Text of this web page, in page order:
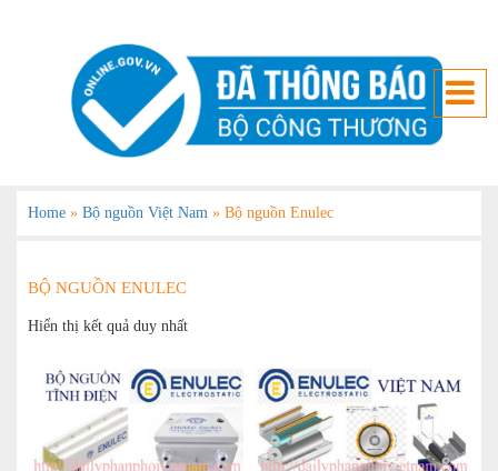
Home » Bộ nguồn Việt Nam » Bộ nguồn Enulec
BỘ NGUỒN ENULEC
Hiển thị kết quả duy nhất